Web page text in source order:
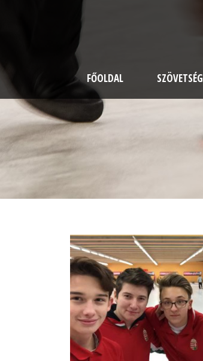
FŐOLDAL SZÖVETSÉG